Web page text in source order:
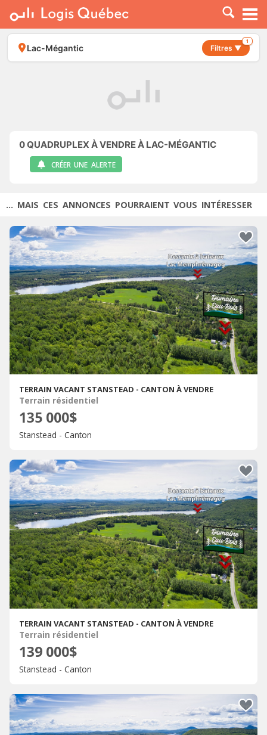
À LOUER
À VENDRE
PLACER UNE ANNONCE
Lac-Mégantic Filtres ▼
1
0QUADRUPLEX À VENDRE À LAC-MÉGANTIC
CRÉER UNE ALERTE
... MAIS CES ANNONCES POURRAIENT VOUS INTÉRESSER
TERRAIN VACANT STANSTEAD - CANTON À VENDRE
Terrain résidentiel
135 000$
Stanstead - Canton
TERRAIN VACANT STANSTEAD - CANTON À VENDRE
Terrain résidentiel
139 000$
Stanstead - Canton